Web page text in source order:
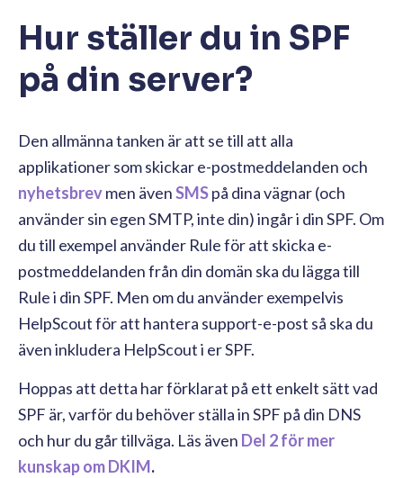
Hur ställer du in SPF
på din server?
Den allmänna tanken är att se till att alla
applikationer som skickar e-postmeddelanden och
nyhetsbrevmen ävenSMSpå dina vägnar (och
använder sin egen SMTP, inte din) ingår i din SPF. Om
du till exempel använder Rule för att skicka e-
postmeddelanden från din domän ska du lägga till
Rule i din SPF. Men om du använder exempelvis
HelpScout för att hantera support-e-post så ska du
även inkludera HelpScout i er SPF.
Hoppas att detta har förklarat på ett enkelt sätt vad
SPF är, varför du behöver ställa in SPF på din DNS
och hur du går tillväga. Läs även Del 2 för mer
kunskap om DKIM.